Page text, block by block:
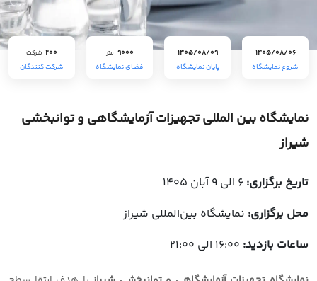
1405/08/06
شروع نمایشگاه
1405/08/09
پایان نمایشگاه
9000 متر
فضای نمایشگاه
200 شرکت
شرکت کنندگان
نمایشگاه بین المللی تجهیزات آزمایشگاهی و توانبخشی
شیراز
تاریخ برگزاری:
محل برگزاری: نمایشگاه بین‌المللی شیراز
ساعات بازدید: